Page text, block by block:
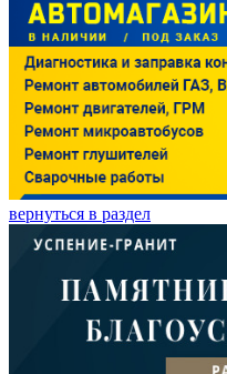
вернуться в раздел